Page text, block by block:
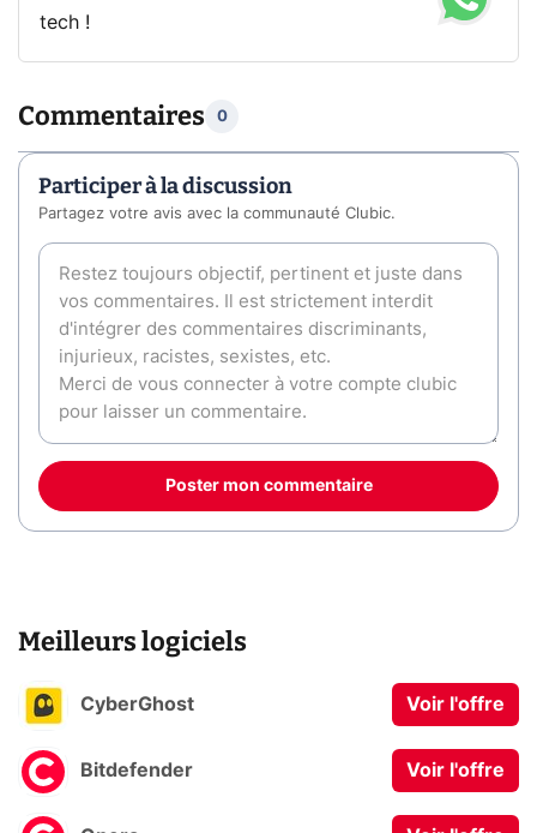
tech !
Commentaires 0
Participer à la discussion
Partagez votre avis avec la communauté Clubic.
Poster mon commentaire
Meilleurs logiciels
CyberGhost Voir l'offre
Bitdefender Voir l'offre